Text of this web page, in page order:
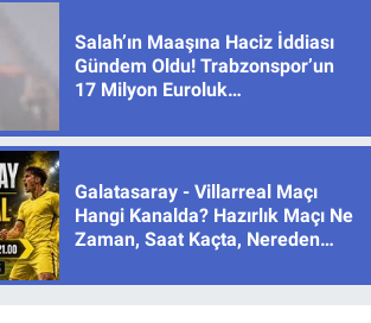
Salah’ın Maaşına Haciz İddiası
Gündem Oldu! Trabzonspor’un
17 Milyon Euroluk
Galatasaray - Villarreal Maçı
Hangi Kanalda? Hazırlık Maçı Ne
Zaman, Saat Kaçta, Nereden